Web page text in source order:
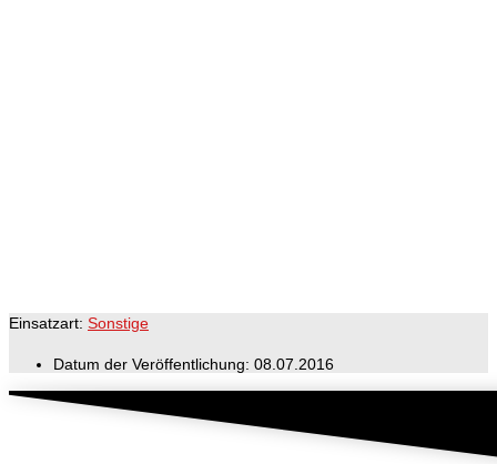
Einsatzart: Sonstige
Datum der Veröffentlichung: 08.07.2016